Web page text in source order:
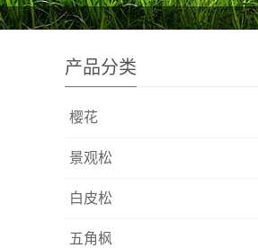
产品分类
樱花
景观松
白皮松
五角枫